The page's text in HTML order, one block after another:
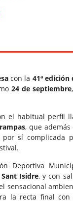
con la 41ª
24 de septiembre
el habitual perfil
, que
sí complicada
Deportiva
Isidre, y con
sensacional
la recta final con